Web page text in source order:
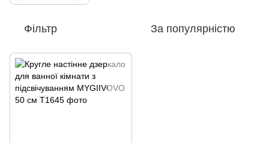
Фільтр За популярністю